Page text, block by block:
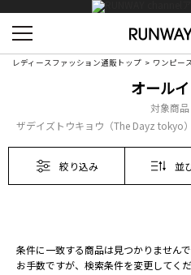
レディースファッション通販トップ ワンピー
オール
対象商品
ザデイズトウキョウ（The Dayz tokyo
絞り込み 並
条件に一致する商品は見つかりませんで
お手数ですが、検索条件を変更してくだ